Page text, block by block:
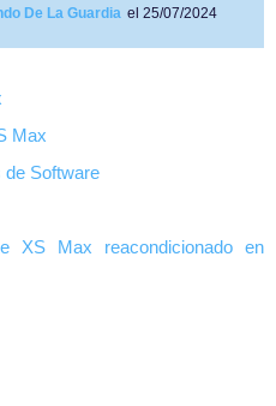
De La Guardia el 25/07/2024
Max
de Software
XS Max reacondicionado en